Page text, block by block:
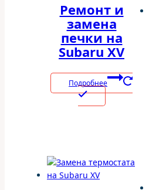
Ремонт и
замена
печки на
Subaru XV
Подробнее